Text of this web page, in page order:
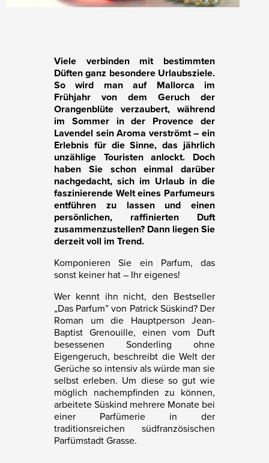
Viele verbinden mit bestimmten
Düften ganz besondere Urlaubsziele.
So wird man auf Mallorca im
Frühjahr von dem Geruch der
Orangenblüte verzaubert, während
im Sommer in der Provence der
Lavendel sein Aroma verströmt – ein
Erlebnis für die Sinne, das jährlich
unzählige Touristen anlockt. Doch
haben Sie schon einmal darüber
nachgedacht, sich im Urlaub in die
faszinierende Welt eines Parfumeurs
entführen zu lassen und einen
persönlichen, raffinierten Duft
zusammenzustellen? Dann liegen Sie
derzeit voll im Trend.
Komponieren Sie ein Parfum, das
sonst keiner hat – Ihr eigenes!
Wer kennt ihn nicht, den Bestseller
„Das Parfum” von Patrick Süskind? Der
Roman um die Hauptperson Jean-
Baptist Grenouille, einen vom Duft
besessenen Sonderling ohne
Eigengeruch, beschreibt die Welt der
Gerüche so intensiv als würde man sie
selbst erleben. Um diese so gut wie
möglich nachempfinden zu können,
arbeitete Süskind mehrere Monate bei
einer Parfümerie in der
traditionsreichen südfranzösischen
Parfümstadt Grasse.